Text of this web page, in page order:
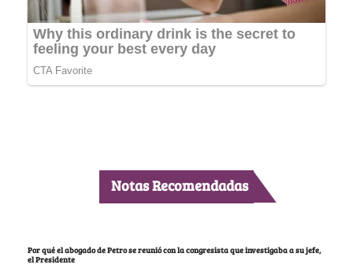
Notas Recomendadas
Por qué el abogado de Petro se reunió con la congresista que investigaba a su jefe,
el Presidente